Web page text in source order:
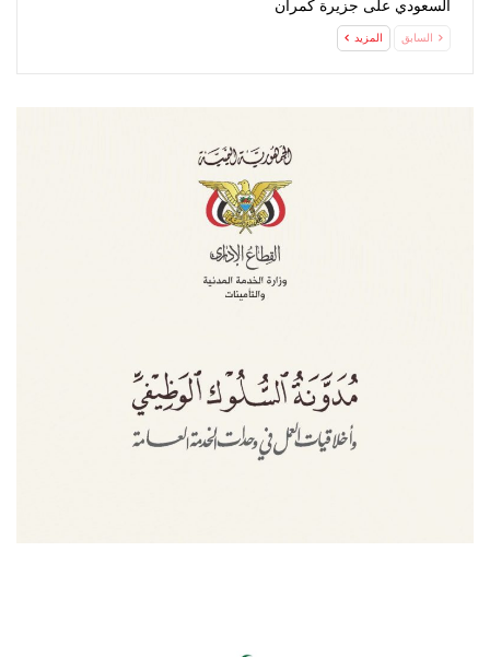
السعودي على جزيرة كمران
السابق المزيد